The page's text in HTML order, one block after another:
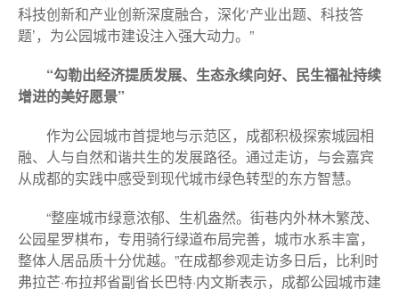
科技创新和产业创新深度融合，深化‘产业出题、科技答
题’，为公园城市建设注入强大动力。”
“勾勒出经济提质发展、生态永续向好、民生福祉持续
增进的美好愿景”
作为公园城市首提地与示范区，成都积极探索城园相
融、人与自然和谐共生的发展路径。通过走访，与会嘉宾
从成都的实践中感受到现代城市绿色转型的东方智慧。
“整座城市绿意浓郁、生机盎然。街巷内外林木繁茂、
公园星罗棋布，专用骑行绿道布局完善，城市水系丰富，
整体人居品质十分优越。”在成都参观走访多日后，比利时
弗拉芒·布拉邦省副省长巴特·内文斯表示，成都公园城市建